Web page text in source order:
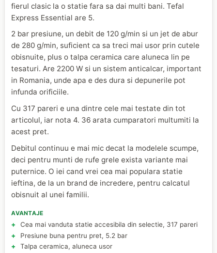
fierul clasic la o statie fara sa dai multi bani. Tefal
Express Essential are 5.
2 bar presiune, un debit de 120 g/min si un jet de abur
de 280 g/min, suficient ca sa treci mai usor prin cutele
obisnuite, plus o talpa ceramica care aluneca lin pe
tesaturi. Are 2200 W si un sistem anticalcar, important
in Romania, unde apa e des dura si depunerile pot
infunda orificiile.
Cu 317 pareri e una dintre cele mai testate din tot
articolul, iar nota 4. 36 arata cumparatori multumiti la
acest pret.
Debitul continuu e mai mic decat la modelele scumpe,
deci pentru munti de rufe grele exista variante mai
puternice. O iei cand vrei cea mai populara statie
ieftina, de la un brand de incredere, pentru calcatul
obisnuit al unei familii.
AVANTAJE
Cea mai vanduta statie accesibila din selectie, 317 pareri
Presiune buna pentru pret, 5.2 bar
Talpa ceramica, aluneca usor